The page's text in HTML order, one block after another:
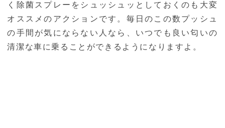
く除菌スプレーをシュッシュッとしておくのも大変
オススメのアクションです。毎日のこの数プッシュ
の手間が気にならない人なら、いつでも良い匂いの
清潔な車に乗ることができるようになりますよ。